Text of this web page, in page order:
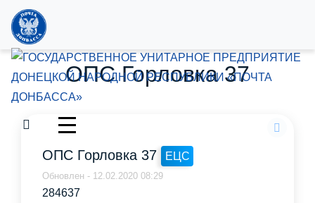
ОПС Горловка 37
ОПС Горловка 37 ЕЦС
Обновлен - 12.02.2020 08:29
284637